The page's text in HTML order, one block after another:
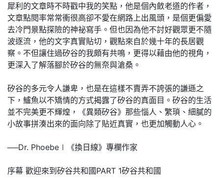
犀利的文章時不時戳中我的笑點，他是個內斂老道的作者，
文章點閱率常常衝很高卻不愛在網路上出風頭，是個更偏愛
去冷門景點探險的神祕寫手。但也因為他不討好觀眾更不隨
波逐流，他的文字真實貼切，觀點來自於幾十年的長居觀
察。不但讓住過矽谷的我頗有共鳴，更得以藉由他的視角，
更深入了解落腳於矽谷的無奈與滄桑。
矽谷的多元令人謙卑，也是在這樣不賣弄不誇張的謙遜之
下，鱸魚以不矯情的方式揭露了矽谷的真面目。矽谷的生活
並不完美更不輝煌，《異類矽谷》那些惱人、繁瑣、細膩的
小故事拼湊出來的面向除了貼近真實，也更加觸動人心。
──Dr. Phoebe∣《換日線》專欄作家
序幕 歡迎來到矽谷共和國PART 1矽谷共和國